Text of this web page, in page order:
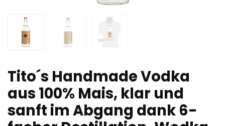
Tito´s Handmade Vodka
aus 100% Mais, klar und
sanft im Abgang dank 6-